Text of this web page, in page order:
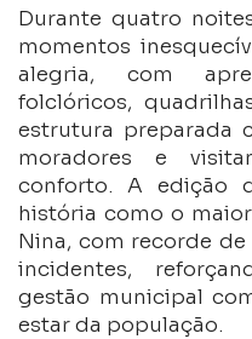
Durante quatro
momentos
alegria, com
folclóricos,
estrutura preparada
moradores e
conforto. A edição
história como o
Nina, com recorde
incidentes,
gestão municipal
estar da população.